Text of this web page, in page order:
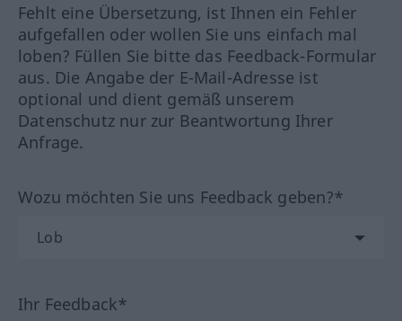
Fehlt eine Übersetzung, ist Ihnen ein Fehler
aufgefallen oder wollen Sie uns einfach mal
loben? Füllen Sie bitte das Feedback-Formular
aus. Die Angabe der E-Mail-Adresse ist
optional und dient gemäß unserem
Datenschutz nur zur Beantwortung Ihrer
Anfrage.
Wozu möchten Sie uns Feedback geben?*
Ihr Feedback*